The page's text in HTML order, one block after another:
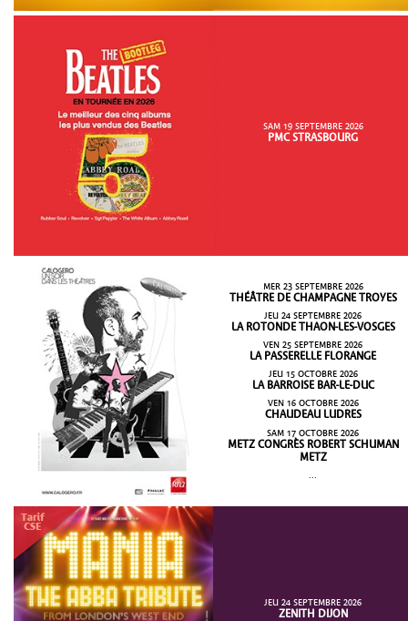
SAM 19 SEPTEMBRE 2026
PMC STRASBOURG
MER 23 SEPTEMBRE 2026
THÉÂTRE DE CHAMPAGNE TROYES
JEU 24 SEPTEMBRE 2026
LA ROTONDE THAON-LES-VOSGES
VEN 25 SEPTEMBRE 2026
LA PASSERELLE FLORANGE
JEU 15 OCTOBRE 2026
LA BARROISE BAR-LE-DUC
VEN 16 OCTOBRE 2026
CHAUDEAU LUDRES
SAM 17 OCTOBRE 2026
METZ CONGRÈS ROBERT SCHUMAN
METZ
JEU 24 SEPTEMBRE 2026
ZENITH DIJON